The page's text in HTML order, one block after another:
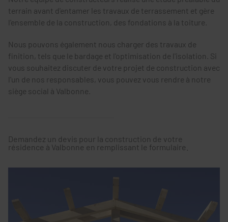
terrain avant d'entamer les travaux de terrassement et gère
l'ensemble de la construction, des fondations à la toiture.
Nous pouvons également nous charger des travaux de
finition, tels que le bardage et l'optimisation de l'isolation. Si
vous souhaitez discuter de votre projet de construction avec
l'un de nos responsables, vous pouvez vous rendre à notre
siège social à Valbonne.
Demandez un devis pour la construction de votre
résidence à Valbonne en remplissant le formulaire.